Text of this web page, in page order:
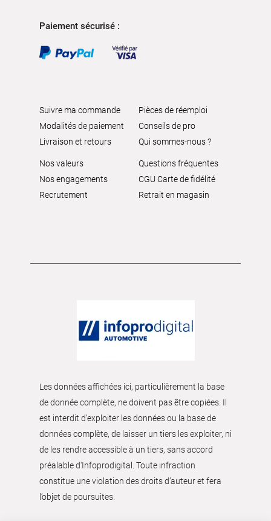
Paiement sécurisé :
Suivre ma commande
Modalités de paiement
Livraison et retours
Pièces de réemploi
Conseils de pro
Qui sommes-nous ?
Nos valeurs
Nos engagements
Recrutement
Questions fréquentes
CGU Carte de fidélité
Retrait en magasin
Les données affichées ici, particulièrement la base
de donnée complète, ne doivent pas être copiées. Il
est interdit d’exploiter les données ou la base de
données complète, de laisser un tiers les exploiter, ni
de les rendre accessible à un tiers, sans accord
préalable d'Infoprodigital. Toute infraction
constitue une violation des droits d’auteur et fera
l’objet de poursuites.